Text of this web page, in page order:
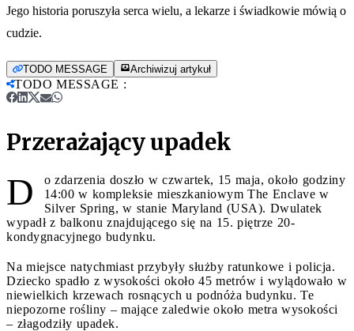
Jego historia poruszyła serca wielu, a lekarze i świadkowie mówią o
cudzie.
TODO MESSAGE Archiwizuj artykuł
TODO MESSAGE :
Przerażający upadek
D
o zdarzenia doszło w czwartek, 15 maja, około godziny
14:00 w kompleksie mieszkaniowym The Enclave w
Silver Spring, w stanie Maryland (USA). Dwulatek
wypadł z balkonu znajdującego się na 15. piętrze 20-
kondygnacyjnego budynku.
Na miejsce natychmiast przybyły służby ratunkowe i policja.
Dziecko spadło z wysokości około 45 metrów i wylądowało w
niewielkich krzewach rosnących u podnóża budynku. Te
niepozorne rośliny – mające zaledwie około metra wysokości
– złagodziły upadek.